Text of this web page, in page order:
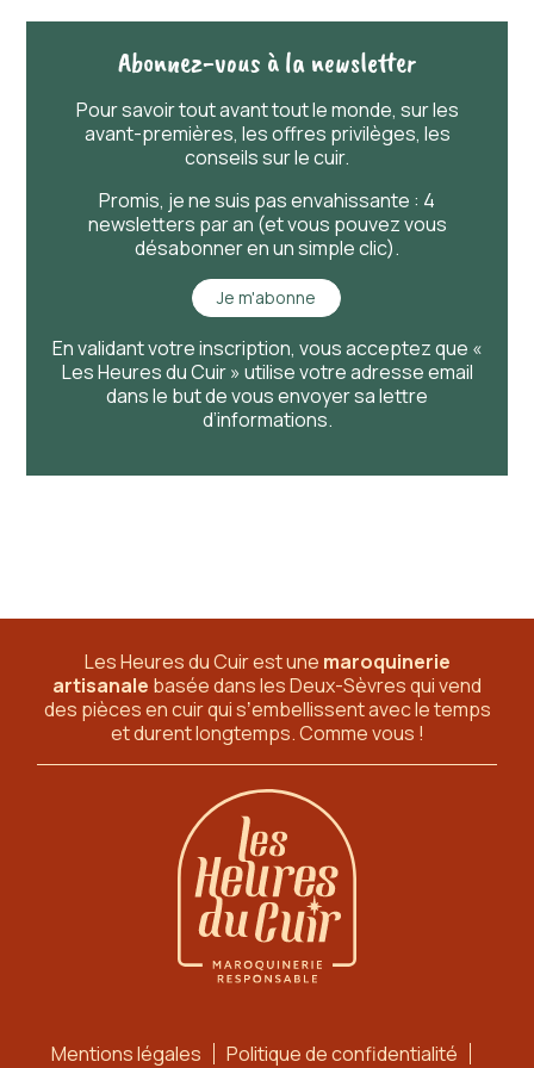
Abonnez-vous à la newsletter
Pour savoirtoutavanttoutle monde, sur les
avant-premières, les offres privilèges, les
conseils sur le cuir.
Promis, je ne suis pas envahissante : 4
newsletters par an (et vous pouvez vous
désabonner en un simple clic).
Je m'abonne
En validant votre inscription, vous acceptez que «
Les Heures du Cuir » utilise votre adresse email
dans le but de vous envoyer sa lettre
d’informations.
Les Heures du Cuir est une maroquinerie
artisanale basée dans les Deux-Sèvresqui vend
des pièces en cuir qui sʼembellissent avec le temps
et durent longtemps. Comme vous !
Mentions légales Politique de confidentialité